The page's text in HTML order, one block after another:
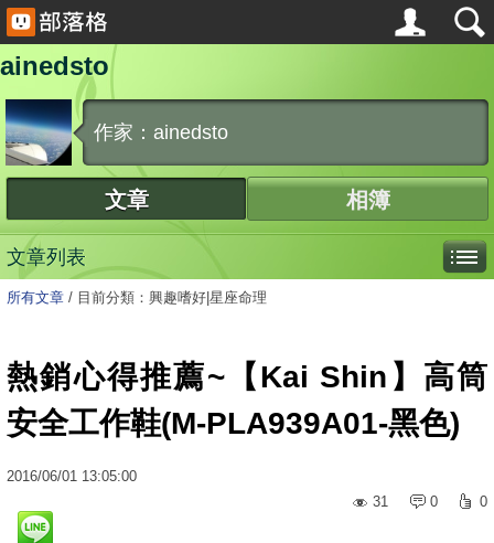
ainedsto
作家：ainedsto
文章 相簿
文章列表
所有文章 / 目前分類：興趣嗜好|星座命理
熱銷心得推薦~【Kai Shin】高筒
安全工作鞋(M-PLA939A01-黑色)
2016/06/01 13:05:00
31
0 0